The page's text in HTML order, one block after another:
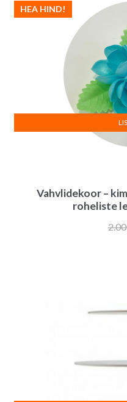
Vahvlidekoor –
roheliste
HEA HIND!
2.00